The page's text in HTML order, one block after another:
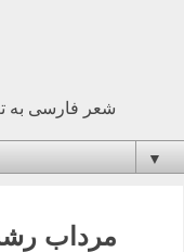
شعر فارسی به
▼
مرداب